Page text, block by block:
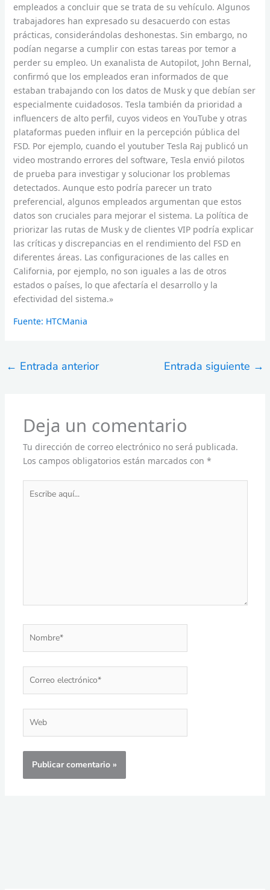
empleados a concluir que se trata de su vehículo. Algunos
trabajadores han expresado su desacuerdo con estas
prácticas, considerándolas deshonestas. Sin embargo, no
podían negarse a cumplir con estas tareas por temor a
perder su empleo. Un exanalista de Autopilot, John Bernal,
confirmó que los empleados eran informados de que
estaban trabajando con los datos de Musk y que debían ser
especialmente cuidadosos. Tesla también da prioridad a
influencers de alto perfil, cuyos videos en YouTube y otras
plataformas pueden influir en la percepción pública del
FSD. Por ejemplo, cuando el youtuber Tesla Raj publicó un
video mostrando errores del software, Tesla envió pilotos
de prueba para investigar y solucionar los problemas
detectados. Aunque esto podría parecer un trato
preferencial, algunos empleados argumentan que estos
datos son cruciales para mejorar el sistema. La política de
priorizar las rutas de Musk y de clientes VIP podría explicar
las críticas y discrepancias en el rendimiento del FSD en
diferentes áreas. Las configuraciones de las calles en
California, por ejemplo, no son iguales a las de otros
estados o países, lo que afectaría el desarrollo y la
efectividad del sistema.»
Fuente: HTCMania
← Entrada anterior Entrada siguiente →
Deja un comentario
Tu dirección de correo electrónico no será publicada.
Los campos obligatorios están marcados con *
aquí...
electrónico*